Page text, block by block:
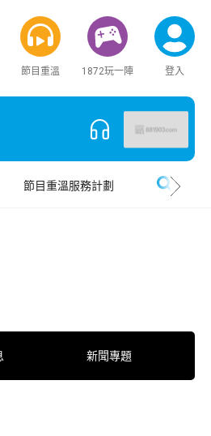
節目重溫 1872玩一陣 登入
節目重溫服務計劃
新聞專題